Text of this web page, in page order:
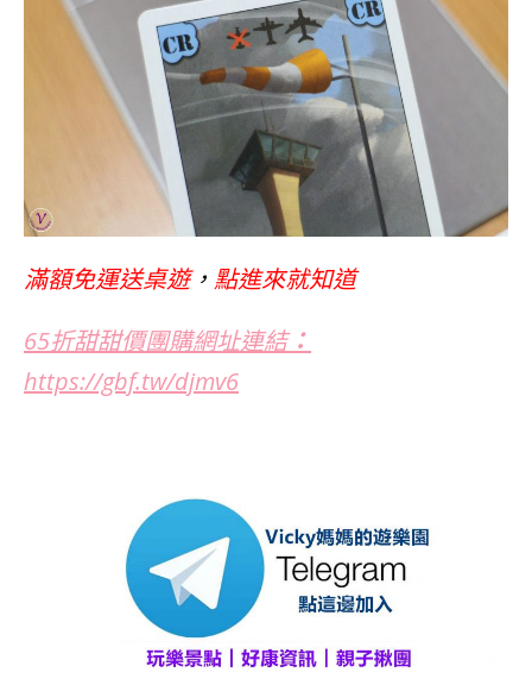
滿額免運送桌遊， 點進來就知道
65折甜甜價團購網址連結：
https://gbf.tw/djmv6